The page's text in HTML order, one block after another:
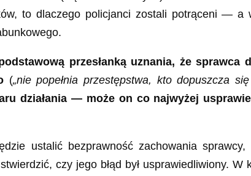
to dlaczego policjanci zostali potrąceni — a
przesłanką uznania, że
(„nie popełnia przestępstwa, kto dopuszcza
działania — może on co najwyżej
ustalić bezprawność zachowania
czy jego błąd był usprawiedliwiony.